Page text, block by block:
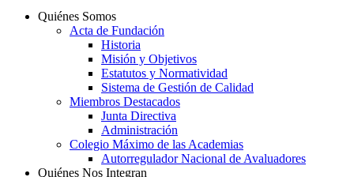
Quiénes Somos
Acta de Fundación
Historia
Misión y Objetivos
Estatutos y Normatividad
Sistema de Gestión de Calidad
Miembros Destacados
Junta Directiva
Administración
Colegio Máximo de las Academias
Autorregulador Nacional de Avaluadores
Quiénes Nos Integran